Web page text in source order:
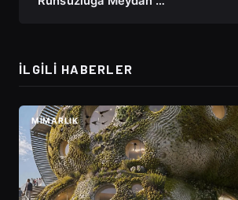
İLGILI HABERLER
MIMARLIK